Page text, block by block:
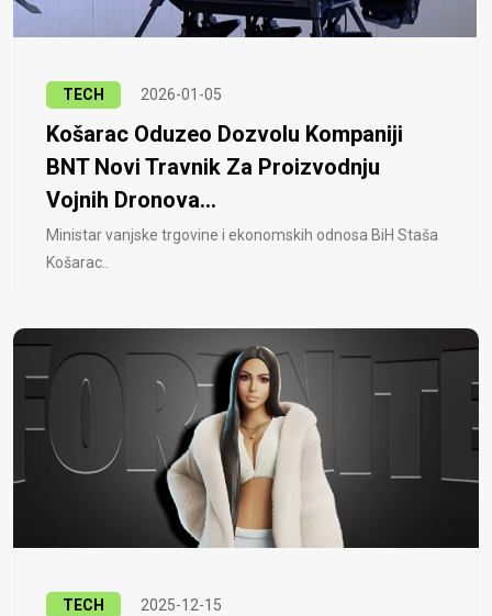
TECH 2026-01-05
Košarac Oduzeo Dozvolu Kompaniji
BNT Novi Travnik Za Proizvodnju
Vojnih Dronova...
Ministar vanjske trgovine i ekonomskih odnosa BiH Staša
Košarac..
TECH 2025-12-15